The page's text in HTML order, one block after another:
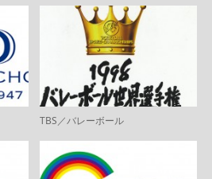
TBS／バレーボール